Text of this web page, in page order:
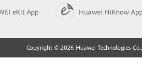
eKit App Huawei HiKnow
Copyright © 2026 Huawei Technologies